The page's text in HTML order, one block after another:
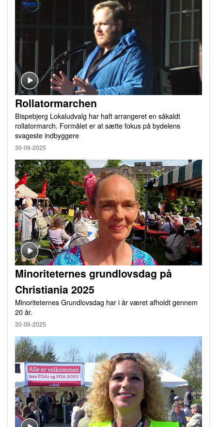
Rollatormarchen
Bispebjerg Lokaludvalg har haft arrangeret en såkaldt
rollatormarch. Formålet er at sætte fokus på bydelens
svageste indbyggere
30-06-2025
Minoriteternes grundlovsdag på
Christiania 2025
Minoriteternes Grundlovsdag har i år været afholdt gennem
20 år.
30-06-2025